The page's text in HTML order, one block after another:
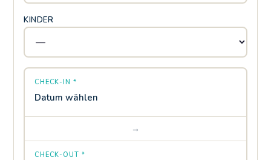
KINDER
CHECK-IN *
Datum wählen
→
CHECK-OUT *